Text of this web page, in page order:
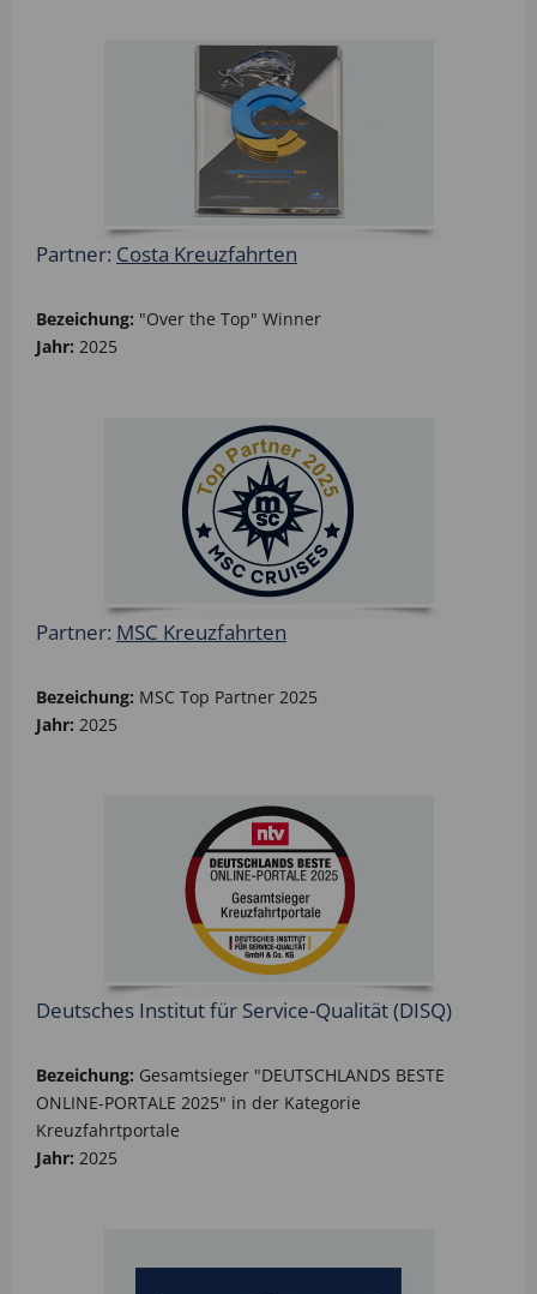
Partner: Costa Kreuzfahrten
Bezeichung: "Over the Top" Winner
Jahr: 2025
Partner: MSC Kreuzfahrten
Bezeichung: MSC Top Partner 2025
Jahr: 2025
Deutsches Institut für Service-Qualität (DISQ)
Bezeichung: Gesamtsieger "DEUTSCHLANDS BESTE
ONLINE-PORTALE 2025" in der Kategorie
Kreuzfahrtportale
Jahr: 2025